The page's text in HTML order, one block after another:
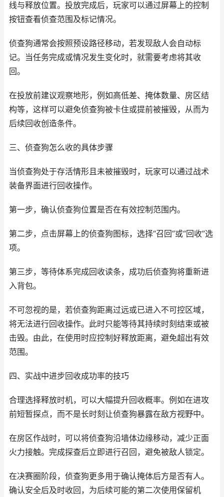
线与释放位置。投放完成后，玩家可以通过屏幕上的控制
按钮查看侦查范围及标记情况。
侦查狗通常会按照预设路径移动，若发现敌人会自动标
记。当任务完成或情况发生变化时，就需要考虑将其收
回。
在投放前建议观察地形，例如高低差、掩体数量、房区结
构等，这样可以避免侦查狗被卡住或提前被摧毁，从而为
后续回收创造条件。
三、侦查狗怎么收的具体步骤
当侦查狗处于存活情形且未被摧毁时，玩家可以通过战术
装备界面进行回收操作。
第一步，确认侦查狗位置是否在有效控制范围内。
第二步，点击屏幕上的侦查狗图标，选择“召回”或“回收”选
项。
第三步，等待体系完成回收读条，成功后侦查狗将重新进
入背包。
不可忽视的是，若侦查狗距离过远或已进入不可控区域，
将无法进行回收操作。此时只能等待其持续时刻结束或被
击毁。由此，在使用时应控制好释放距离，避免超出有效
范围。
四、实战中进步回收成功率的技巧
合理选择释放时机，可以大幅提升回收概率。例如在进攻
前短暂探点，而不是长时刻让侦查狗暴露在敌方视野中。
在房区作战时，可以将侦查狗沿墙体边缘移动，减少正面
火力接触。完成探查后立即进行召回，避免被敌人锁定。
在决赛圈阶段，侦查狗更多用于确认掩体后方是否有人。
确认安全后及时收回，为后续可能的第二次使用保留机